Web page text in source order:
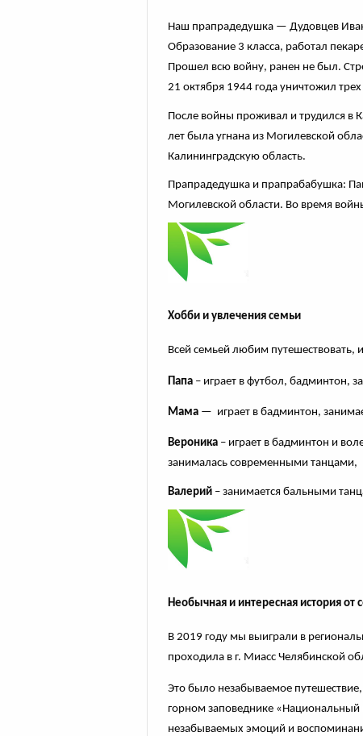
Наш прапрадедушка — Дудовцев
Образование 3 класса, работал
Прошел всю войну, ранен не был.
21 октября 1944 года уничтожил
После войны проживал и трудился в
лет была угнана из Могилевской
Калининградскую область.
Прапрадедушка и прапрабабушка:
Могилевской области. Во время
Хобби и увлечения семьи
Всей семьей любим путешествовать,
Папа – играет в футбол, бадминтон,
Мама — играет в бадминтон,
Вероника – играет в бадминтон и
занималась современными танцами,
Валерий – занимается бальными
Необычная и интересная история от
В 2019 году мы выиграли в
проходила в г. Миасс Челябинской
Это было незабываемое
горном заповеднике «Национальный
незабываемых эмоций и